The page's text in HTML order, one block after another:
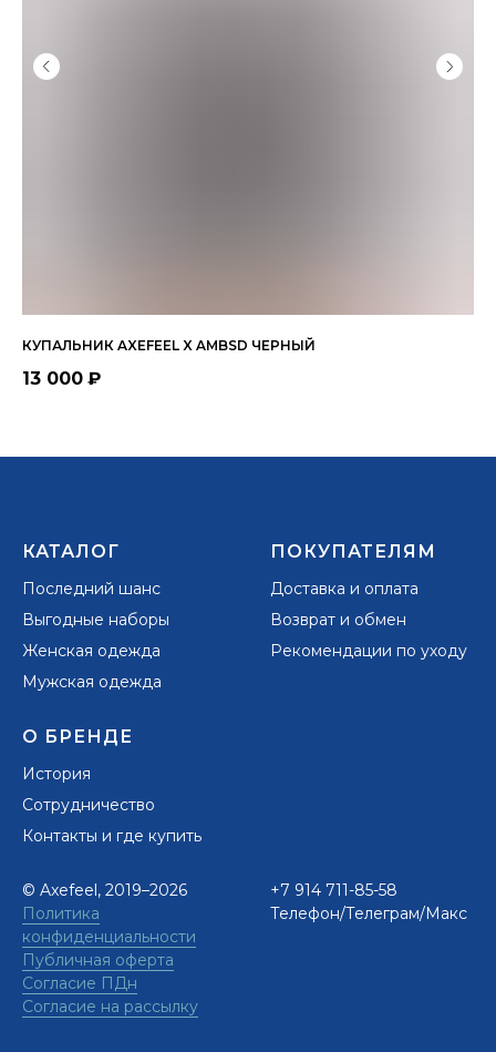
КУПАЛЬНИК AXEFEEL X AMBSD ЧЕРНЫЙ
13 000 ₽
КАТАЛОГ
Последний шанс
Выгодные наборы
Женская одежда
Мужская одежда
ПОКУПАТЕЛЯМ
Доставка и оплата
Возврат и обмен
Рекомендации по уходу
О БРЕНДЕ
История
Сотрудничество
Контакты и где купить
© Axefeel, 2019–2026
Политика
конфиденциальности
Публичная оферта
Согласие ПДн
Согласие на рассылку
+7 914 711-85-58
Телефон/Телеграм/Макс